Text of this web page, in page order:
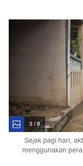
3 / 8
Sejak pagi hari,
menggunakan